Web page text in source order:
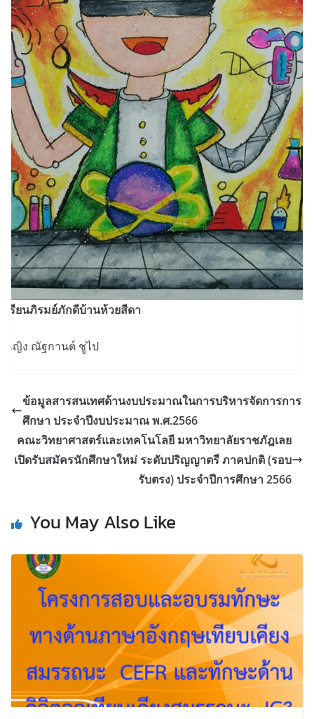
เรียนภิรมย์ภักดีบ้านห้วยสีดา
หญิง ณัฐกานต์ ชูไป
ข้อมูลสารสนเทศด้านงบประมาณในการบริหารจัดการการ
ศึกษา ประจำปีงบประมาณ พ.ศ.2566
คณะวิทยาศาสตร์และเทคโนโลยี มหาวิทยาลัยราชภัฎเลย
เปิดรับสมัครนักศึกษาใหม่ ระดับปริญญาตรี ภาคปกติ (รอบ
รับตรง) ประจำปีการศึกษา 2566
You May Also Like